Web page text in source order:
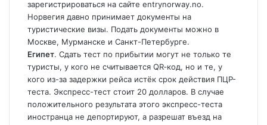
зарегистрироваться на сайте entrynorway.no.
Норвегия давно принимает документы на
туристические визы. Подать документы можно в
Москве, Мурманске и Санкт-Петербурге.
Египет. Сдать тест по прибытии могут не только те
туристы, у кого не считывается QR‑код, но и те, у
кого из-за задержки рейса истёк срок действия ПЦР-
теста. Экспресс-тест стоит 20 долларов. В случае
положительного результата этого экспресс-теста
иностранца не депортируют, а разрешат въезд на